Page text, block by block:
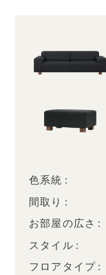
色系統
間取り
お部屋の広さ
スタイル
フロアタイプ